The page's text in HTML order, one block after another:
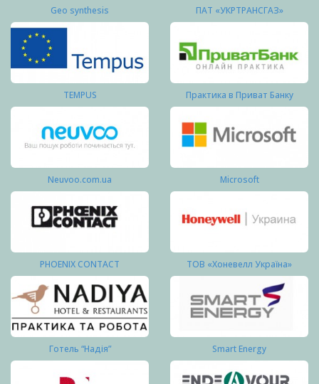
Geo synthesis ПАТ «УКРТРАНСГАЗ»
TEMPUS Практика в Приват Банку
Neuvoo.com.ua Microsoft
PHOENIX CONTACT ТОВ «Хоневелл Україна»
Готель “Надія” Smart Energy